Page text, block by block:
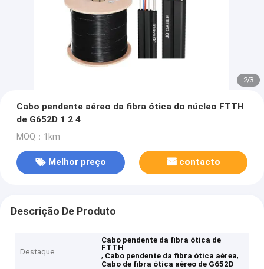
2/3
Cabo pendente aéreo da fibra ótica do núcleo FTTH
de G652D 1 2 4
MOQ：1km
Melhor preço contacto
Descrição De Produto
Destaque
Cabo pendente da fibra ótica de
FTTH
, Cabo pendente da fibra ótica aérea,
Cabo de fibra ótica aéreo de G652D